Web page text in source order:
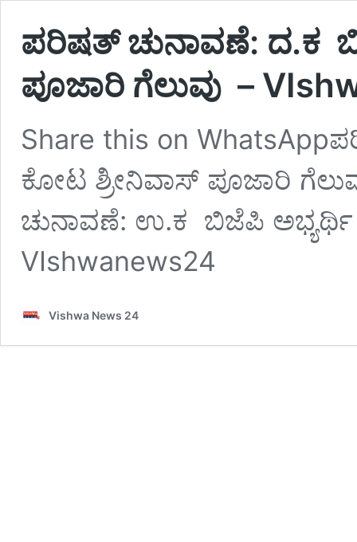
ಪರಿಷತ್ ಚುನಾವಣೆ: ದ.ಕ
ಪೂಜಾರಿ ಗೆಲುವು –
Share this on
ಕೋಟ ಶ್ರೀನಿವಾಸ್ ಪೂಜಾರಿ
ಚುನಾವಣೆ: ಉ.ಕ ಬಿಜೆಪಿ ಅಭ್ಯರ್ಥಿ
VIshwanews24
Vishwa News 24